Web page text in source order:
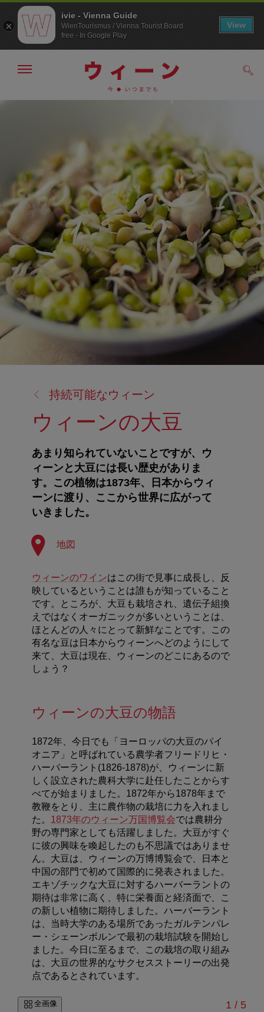
プ
へ
メ
示
持続可能なウィーン
ウィーンの大豆
あまり知られていないことですが、ウ
ィーンと大豆には長い歴史がありま
す。この植物は1873年、日本からウィ
ーンに渡り、ここから世界に広がって
いきました。
地図
ウィーンのワインはこの街で見事に成長し、反
映しているということは誰もが知っていること
です。ところが、大豆も栽培され、遺伝子組換
えではなくオーガニックが多いということは、
ほとんどの人々にとって新鮮なことです。この
有名な豆は日本からウィーンへどのようにして
来て、大豆は現在、ウィーンのどこにあるので
しょう？
ウィーンの大豆の物語
1872年、今日でも「ヨーロッパの大豆のパイ
オニア」と呼ばれている農学者フリードリヒ・
ハーバーラント(1826-1878)が、ウィーンに新
しく設立された農科大学に赴任したことからす
べてが始まりました。1872年から1878年まで
教鞭をとり、主に農作物の栽培に力を入れまし
た。 1873年のウィーン万国博覧会では農耕分
野の専門家としても活躍しました。大豆がすぐ
に彼の興味を喚起したのも不思議ではありませ
ん。大豆は、ウィーンの万博博覧会で、日本と
中国の部門で初めて国際的に発表されました。
エキゾチックな大豆に対するハーバーラントの
期待は非常に高く、特に栄養面と経済面で、こ
の新しい植物に期待しました。ハーバーラント
は、当時大学のある場所であったガルテンパレ
ー・シェーンボルンで最初の栽培試験を開始し
ました。今日に至るまで、この栽培の取り組み
は、大豆の世界的なサクセスストーリーの出発
点であるとされています。
全画像 1 // 5
ivie - Vienna Guide
WienTourismus / Vienna Tourist Board
free - In Google Play
View